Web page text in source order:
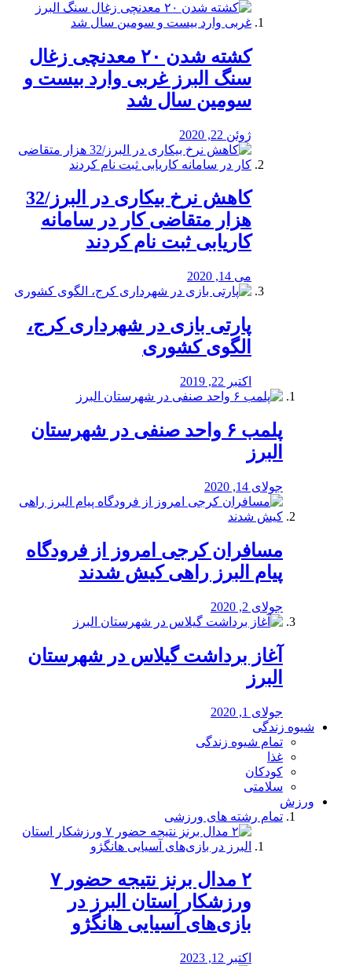
کشته شدن ۲۰ معدنچی زغال
سنگ البرز غربی وارد بیست و
سومین سال شد
ژوئن 22, 2020
کاهش نرخ بیکاری در البرز/32
هزار متقاضی کار در سامانه
کاریابی ثبت نام کردند
می 14, 2020
پارتی بازی در شهرداری کرج،
الگوی کشوری
اکتبر 22, 2019
پلمب ۶ واحد صنفی در شهرستان
البرز
جولای 14, 2020
مسافران کرجی امروز از فرودگاه
پیام البرز راهی کیش شدند
جولای 2, 2020
آغاز برداشت گیلاس در شهرستان
البرز
جولای 1, 2020
شیوه زندگی
تمام شیوه زندگی
غذا
کودکان
سلامتی
ورزش
تمام رشته های ورزشی
۲ مدال برنز نتیجه حضور ۷
ورزشکار استان البرز در
بازی‌های آسیایی هانگژو
اکتبر 12, 2023